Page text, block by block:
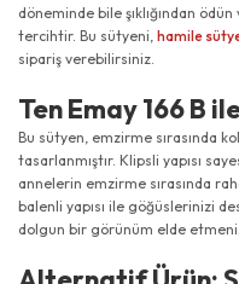
döneminde bile şıklığından
tercihtir. Bu sütyeni, hamile
sipariş verebilirsiniz.
Ten Emay 166 B
Bu sütyen, emzirme sırasında
tasarlanmıştır. Klipsli yapısı
annelerin emzirme sırasında
balenli yapısı ile göğüslerinizi
dolgun bir görünüm elde